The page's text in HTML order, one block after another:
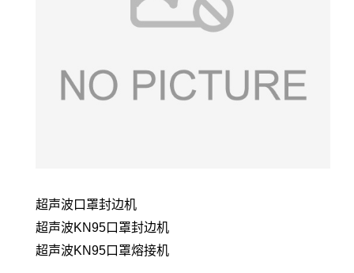
超声波口罩封边机
超声波KN95口罩封边机
超声波KN95口罩熔接机